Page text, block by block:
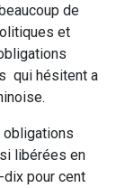
de
et
qui hésitent a
obligations
libérées en
dix pour cent